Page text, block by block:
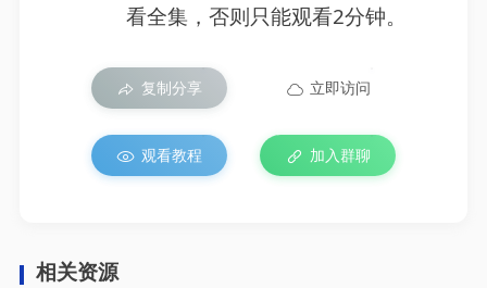
看全集，否则只能观看2分钟。
复制分享 立即访问
观看教程 加入群聊
相关资源